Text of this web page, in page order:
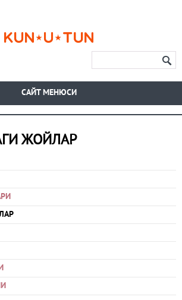
CАЙТ МЕНЮСИ
ЖОЙЛАР